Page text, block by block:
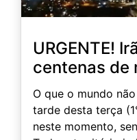
URGENTE!
centenas de
O que o mundo
tarde desta terça
neste momento,